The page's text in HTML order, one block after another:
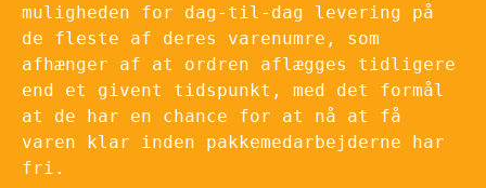
muligheden for dag-til-dag levering på
de fleste af deres varenumre, som
afhænger af at ordren aflægges tidligere
end et givent tidspunkt, med det formål
at de har en chance for at nå at få
varen klar inden pakkemedarbejderne har
fri.